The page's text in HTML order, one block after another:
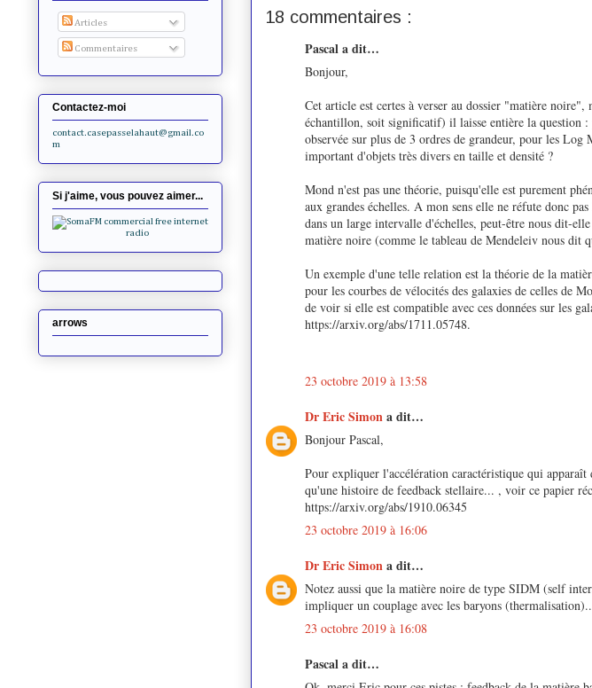
18 commentaires :
Pascal a dit…
Bonjour,
Cet article est certes à verser au dossier "matière
échantillon, soit significatif) il laisse entière la
observée sur plus de 3 ordres de grandeur, pour les
important d'objets très divers en taille et densité ?
Mond n'est pas une théorie, puisqu'elle est purement
aux grandes échelles. A mon sens elle ne réfute donc
dans un large intervalle d'échelles, peut-être nous dit-
matière noire (comme le tableau de Mendeleiv nous dit
Un exemple d'une telle relation est la théorie de la
pour les courbes de vélocités des galaxies de celles de
de voir si elle est compatible avec ces données sur les
https://arxiv.org/abs/1711.05748.
23 octobre 2019 à 13:58
Dr Eric Simona dit…
Bonjour Pascal,
Pour expliquer l'accélération caractéristique qui
qu'une histoire de feedback stellaire... , voir ce papier
https://arxiv.org/abs/1910.06345
23 octobre 2019 à 16:06
Dr Eric Simona dit…
Notez aussi que la matière noire de type SIDM (self
impliquer un couplage avec les baryons
23 octobre 2019 à 16:08
Pascal a dit…
Articles
Commentaires
Contactez-moi
contact.casepasselahaut@gmail.co
m
Si j'aime, vous pouvez aimer...
arrows